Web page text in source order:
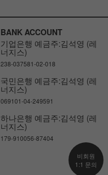
BANK ACCOUNT
기업은행 예금주:김석영 (레
너지스)
238-037581-02-018
국민은행 예금주:김석영 (레
너지스)
069101-04-249591
하나은행 예금주:김석영 (레
너지스)
179-910056-87404
비회원
1:1 문의